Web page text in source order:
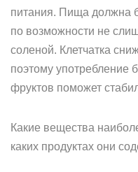
питания. Пища должна
по возможности не
соленой. Клетчатка
поэтому употребление
фруктов поможет
Какие вещества
каких продуктах они